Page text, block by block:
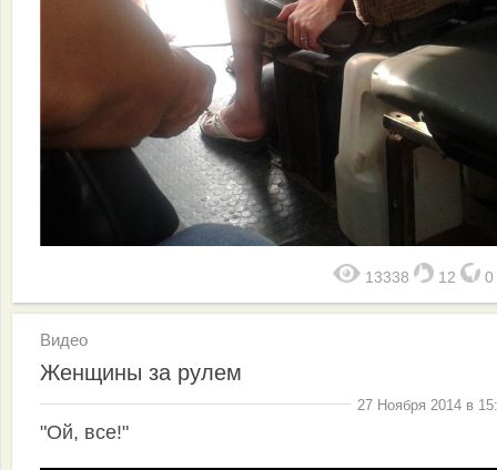
13338 12 0
Видео
Женщины за рулем
27 Ноября 2014 в
"Ой, все!"